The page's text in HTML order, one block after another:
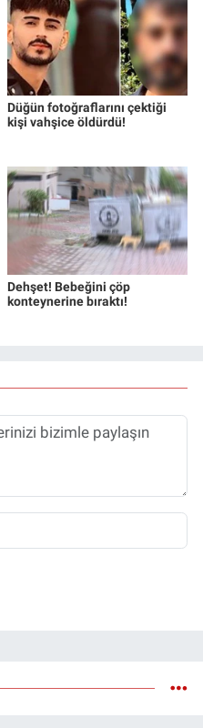
Düğün fotoğraflarını çektiği
kişi vahşice öldürdü!
Dehşet! Bebeğini çöp
konteynerine bıraktı!